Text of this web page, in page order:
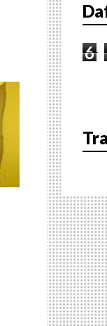
6